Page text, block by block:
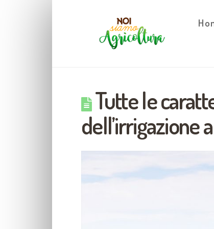
Tutte le
dell’irrigazione